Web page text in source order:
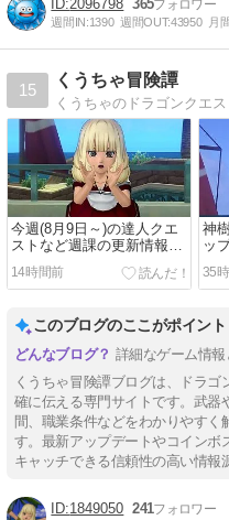
2096798 365
週間IN:1390 週間OUT:43950 月
15
くうちゃ冒険譚
今週(8月9日～)の達人クエ
ストなど週課の更新情報を
紹介します
14時間前
神
ッ
35
このブログのここがポイント
詳細なゲーム情
くうちゃ冒険譚ブログは、ドラ
確に伝える専門サイトです。武器
間、職業条件などをわかりやすく
す。最新アップデートやコインボ
キャッチできる信頼性の高い情報
1849050 241